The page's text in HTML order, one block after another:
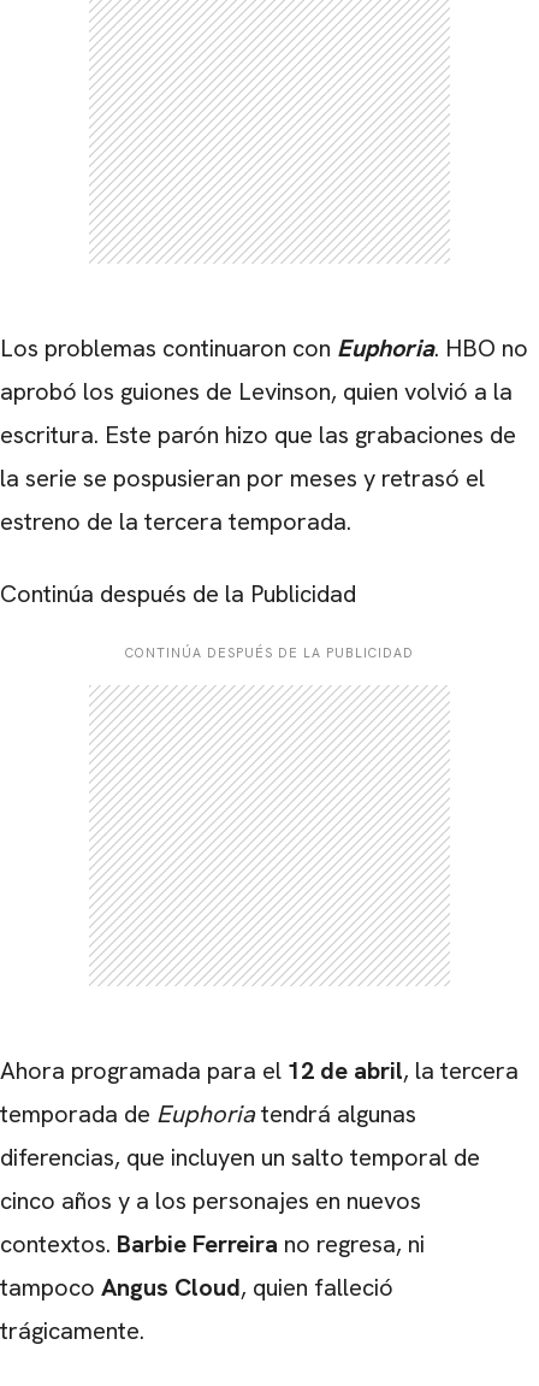
Los problemas continuaron con Euphoria. HBO no
aprobó los guiones de Levinson, quien volvió a la
escritura. Este parón hizo que las grabaciones de
la serie se pospusieran por meses y retrasó el
estreno de la tercera temporada.
Continúa después de la Publicidad
CONTINÚA DESPUÉS DE LA PUBLICIDAD
Ahora programada para el 12 de abril, la tercera
temporada de Euphoriatendrá algunas
diferencias, que incluyen un salto temporal de
cinco años y a los personajes en nuevos
contextos. Barbie Ferreira no regresa, ni
tampoco Angus Cloud, quien falleció
trágicamente.